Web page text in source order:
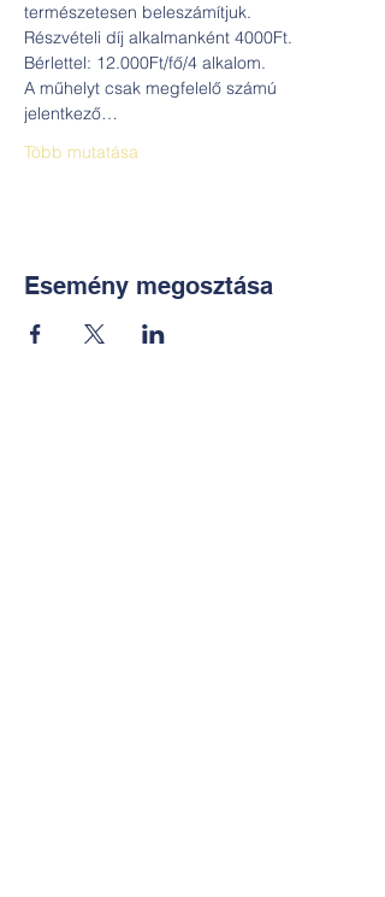
természetesen beleszámítjuk.
Részvételi díj alkalmanként 4000Ft.
Bérlettel: 12.000Ft/fő/4 alkalom.
A műhelyt csak megfelelő számú
jelentkező…
Több mutatása
Esemény megosztása